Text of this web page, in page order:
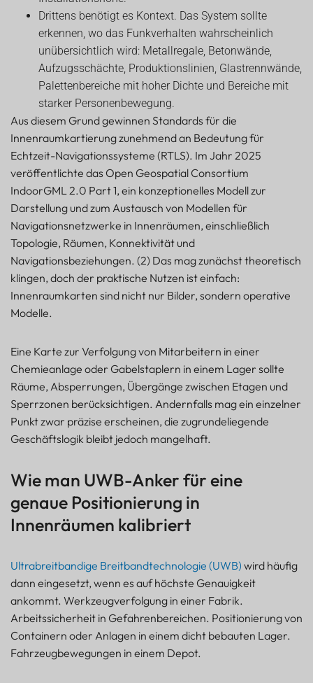
Drittens benötigt es Kontext. Das System sollte
erkennen, wo das Funkverhalten wahrscheinlich
unübersichtlich wird: Metallregale, Betonwände,
Aufzugsschächte, Produktionslinien, Glastrennwände,
Palettenbereiche mit hoher Dichte und Bereiche mit
starker Personenbewegung.
Aus diesem Grund gewinnen Standards für die
Innenraumkartierung zunehmend an Bedeutung für
Echtzeit-Navigationssysteme (RTLS). Im Jahr 2025
veröffentlichte das Open Geospatial Consortium
IndoorGML 2.0 Part 1, ein konzeptionelles Modell zur
Darstellung und zum Austausch von Modellen für
Navigationsnetzwerke in Innenräumen, einschließlich
Topologie, Räumen, Konnektivität und
Navigationsbeziehungen. (2) Das mag zunächst theoretisch
klingen, doch der praktische Nutzen ist einfach:
Innenraumkarten sind nicht nur Bilder, sondern operative
Modelle.
Eine Karte zur Verfolgung von Mitarbeitern in einer
Chemieanlage oder Gabelstaplern in einem Lager sollte
Räume, Absperrungen, Übergänge zwischen Etagen und
Sperrzonen berücksichtigen. Andernfalls mag ein einzelner
Punkt zwar präzise erscheinen, die zugrundeliegende
Geschäftslogik bleibt jedoch mangelhaft.
Wie man UWB-Anker für eine
genaue Positionierung in
Innenräumen kalibriert
Ultrabreitbandige Breitbandtechnologie (UWB) wird häufig
dann eingesetzt, wenn es auf höchste Genauigkeit
ankommt. Werkzeugverfolgung in einer Fabrik.
Arbeitssicherheit in Gefahrenbereichen. Positionierung von
Containern oder Anlagen in einem dicht bebauten Lager.
Fahrzeugbewegungen in einem Depot.